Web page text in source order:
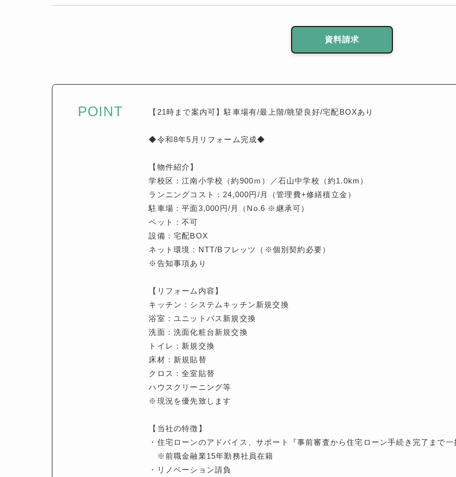
資料請求
POINT 【21時まで案内可】駐車場有/最上階/眺望良好/宅配BOXあり
◆令和8年5月リフォーム完成◆
【物件紹介】
学校区：江南小学校（約900ｍ）／石山中学校（約1.0km）
ランニングコスト：24,000円/月（管理費+修繕積立金）
駐車場：平面3,000円/月（No.6 ※継承可）
ペット：不可
設備：宅配BOX
ネット環境：NTT/Bフレッツ（※個別契約必要）
※告知事項あり
【リフォーム内容】
キッチン：システムキッチン新規交換
浴室：ユニットバス新規交換
洗面：洗面化粧台新規交換
トイレ：新規交換
床材：新規貼替
クロス：全室貼替
ハウスクリーニング等
※現況を優先致します
【当社の特徴】
・住宅ローンのアドバイス、サポート『事前審査から住宅ローン手続き完了まで一
※前職金融業15年勤務社員在籍
・リノベーション請負